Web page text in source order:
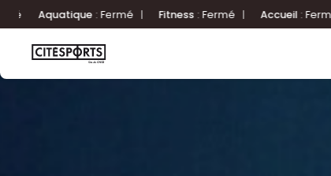
Fitness:Fermé | Accueil :Fermé Aquatique:Fermé |